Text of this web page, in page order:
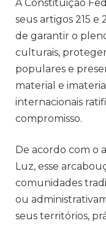
A Constituição
seus artigos 215 e
de garantir o
culturais,
populares e
material e
internacionais
compromisso.
De acordo com o
Luz, esse
comunidades
ou
seus territórios,